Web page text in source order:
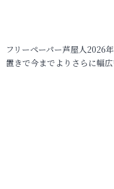
フリーペーパー芦屋人2026
置きで今までよりさらに幅